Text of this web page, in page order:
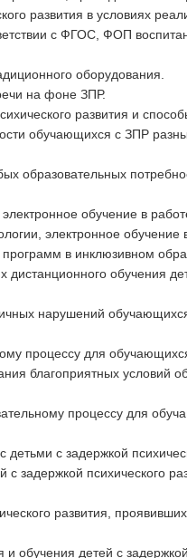
развития в условиях
с ФГОС, ФОП
оборудования.
на фоне ЗПР.
развития и
обучающихся с ЗПР
образовательных
обучение в
электронное
в инклюзивном
дистанционного обучения
нарушений
процессу для
благоприятных условий
процессу для
с задержкой
психического
развития,
детей с задержкой